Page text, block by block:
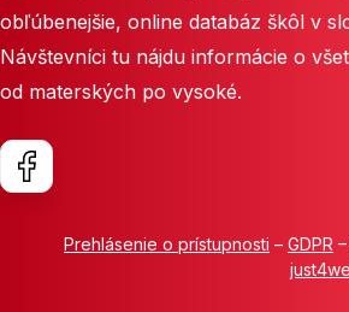
obľúbenejšie, online databáz škôl v
Návštevníci tu nájdu informácie o
od materských po vysoké.
Prehlásenie o prístupnosti – GDPR –